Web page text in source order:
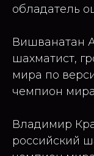
обладатель
Вишванатан
шахматист,
мира по
чемпион
Владимир
российский